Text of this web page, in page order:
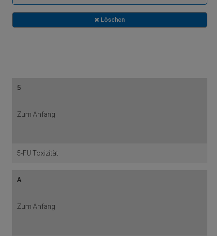
Löschen
5
Zum Anfang
5-FU Toxizität
A
Zum Anfang